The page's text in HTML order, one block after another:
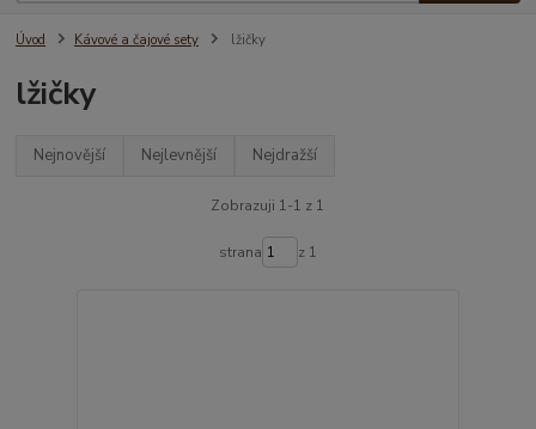
Úvod Kávové a čajové sety lžičky
lžičky
Nejnovější Nejlevnější Nejdražší
Zobrazuji 1-1 z 1
strana z 1